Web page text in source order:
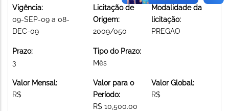
Vigência:
09-SEP-09 a 08-
DEC-09
Licitação de
Origem:
2009/050
Modalidade da
licitação:
PREGAO
Prazo:
3
Tipo do Prazo:
Mês
Valor Mensal:
R$
Valor para o
Período:
R$ 10,500.00
Valor Global:
R$